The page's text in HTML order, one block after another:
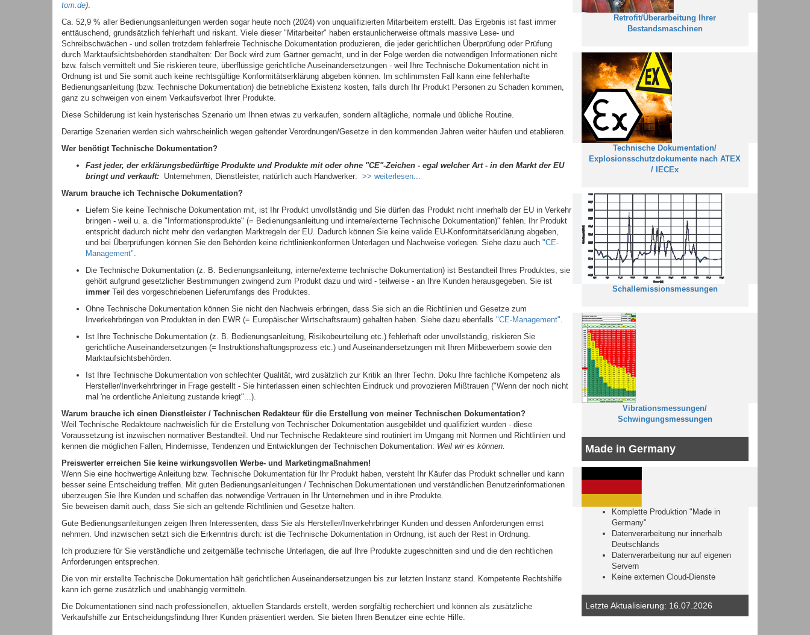
tom.de).
Ca. 52,9 % aller Bedienungsanleitungen werden sogar heute noch (2024) von unqualifizierten Mitarbeitern erstellt. Das Ergebnis ist fast immer
enttäuschend, grundsätzlich fehlerhaft und riskant. Viele dieser "Mitarbeiter" haben erstaunlicherweise oftmals massive Lese- und
Schreibschwächen - und sollen trotzdem fehlerfreie Technische Dokumentation produzieren, die jeder gerichtlichen Überprüfung oder Prüfung
durch Marktaufsichtsbehörden standhalten: Der Bock wird zum Gärtner gemacht, und in der Folge werden die notwendigen Informationen nicht
bzw. falsch vermittelt und Sie riskieren teure, überflüssige gerichtliche Auseinandersetzungen - weil Ihre Technische Dokumentation nicht in
Ordnung ist und Sie somit auch keine rechtsgültige Konformitätserklärung abgeben können. Im schlimmsten Fall kann eine fehlerhafte
Bedienungsanleitung (bzw. Technische Dokumentation) die betriebliche Existenz kosten, falls durch Ihr Produkt Personen zu Schaden kommen,
ganz zu schweigen von einem Verkaufsverbot Ihrer Produkte.
Diese Schilderung ist kein hysterisches Szenario um Ihnen etwas zu verkaufen, sondern alltägliche, normale und übliche Routine.
Derartige Szenarien werden sich wahrscheinlich wegen geltender Verordnungen/Gesetze in den kommenden Jahren weiter häufen und etablieren.
Wer benötigt Technische Dokumentation?
Fast jeder, der erklärungsbedürftige Produkte und Produkte mit oder ohne "CE"-Zeichen - egal welcher Art - in den Markt der EU
bringt und verkauft: Unternehmen, Dienstleister, natürlich auch Handwerker: >> weiterlesen...
Warum brauche ich Technische Dokumentation?
Liefern Sie keine Technische Dokumentation mit, ist Ihr Produkt unvollständig und Sie dürfen das Produkt nicht innerhalb der EU in Verkehr
bringen - weil u. a. die "Informationsprodukte" (= Bedienungsanleitung und interne/externe Technische Dokumentation)" fehlen. Ihr Produkt
entspricht dadurch nicht mehr den verlangten Marktregeln der EU. Dadurch können Sie keine valide EU-Konformitätserklärung abgeben,
und bei Überprüfungen können Sie den Behörden keine richtlinienkonformen Unterlagen und Nachweise vorlegen. Siehe dazu auch "CE-
Management".
Die Technische Dokumentation (z. B. Bedienungsanleitung, interne/externe technische Dokumentation) ist Bestandteil Ihres Produktes, sie
gehört aufgrund gesetzlicher Bestimmungen zwingend zum Produkt dazu und wird - teilweise - an Ihre Kunden herausgegeben. Sie ist
immer Teil des vorgeschriebenen Lieferumfangs des Produktes.
Ohne Technische Dokumentation können Sie nicht den Nachweis erbringen, dass Sie sich an die Richtlinien und Gesetze zum
Inverkehrbringen von Produkten in den EWR (= Europäischer Wirtschaftsraum) gehalten haben. Siehe dazu ebenfalls "CE-Management".
Ist Ihre Technische Dokumentation (z. B. Bedienungsanleitung, Risikobeurteilung etc.) fehlerhaft oder unvollständig, riskieren Sie
gerichtliche Auseinandersetzungen (= Instruktionshaftungsprozess etc.) und Auseinandersetzungen mit Ihren Mitbewerbern sowie den
Marktaufsichtsbehörden.
Ist Ihre Technische Dokumentation von schlechter Qualität, wird zusätzlich zur Kritik an Ihrer Techn. Doku Ihre fachliche Kompetenz als
Hersteller/Inverkehrbringer in Frage gestellt - Sie hinterlassen einen schlechten Eindruck und provozieren Mißtrauen ("Wenn der noch nicht
mal 'ne ordentliche Anleitung zustande kriegt"...).
Warum brauche ich einen Dienstleister / Technischen Redakteur für die Erstellung von meiner Technischen Dokumentation?
Weil Technische Redakteure nachweislich für die Erstellung von Technischer Dokumentation ausgebildet und qualifiziert wurden - diese
Voraussetzung ist inzwischen normativer Bestandteil. Und nur Technische Redakteure sind routiniert im Umgang mit Normen und Richtlinien und
kennen die möglichen Fallen, Hindernisse, Tendenzen und Entwicklungen der Technischen Dokumentation: Weil wir es können.
Preiswerter erreichen Sie keine wirkungsvollen Werbe- und Marketingmaßnahmen!
Wenn Sie eine hochwertige Anleitung bzw. Technische Dokumentation für Ihr Produkt haben, versteht Ihr Käufer das Produkt schneller und kann
besser seine Entscheidung treffen. Mit guten Bedienungsanleitungen / Technischen Dokumentationen und verständlichen Benutzerinformationen
überzeugen Sie Ihre Kunden und schaffen das notwendige Vertrauen in Ihr Unternehmen und in ihre Produkte.
Sie beweisen damit auch, dass Sie sich an geltende Richtlinien und Gesetze halten.
Gute Bedienungsanleitungen zeigen Ihren Interessenten, dass Sie als Hersteller/Inverkehrbringer Kunden und dessen Anforderungen ernst
nehmen. Und inzwischen setzt sich die Erkenntnis durch: ist die Technische Dokumentation in Ordnung, ist auch der Rest in Ordnung.
Ich produziere für Sie verständliche und zeitgemäße technische Unterlagen, die auf Ihre Produkte zugeschnitten sind und die den rechtlichen
Anforderungen entsprechen.
Die von mir erstellte Technische Dokumentation hält gerichtlichen Auseinandersetzungen bis zur letzten Instanz stand. Kompetente Rechtshilfe
kann ich gerne zusätzlich und unabhängig vermitteln.
Die Dokumentationen sind nach professionellen, aktuellen Standards erstellt, werden sorgfältig recherchiert und können als zusätzliche
Verkaufshilfe zur Entscheidungsfindung Ihrer Kunden präsentiert werden. Sie bieten Ihren Benutzer eine echte Hilfe.
Retrofit/Überarbeitung Ihrer
Bestandsmaschinen
Technische Dokumentation/
Explosionsschutzdokumente nach ATEX
/ IECEx
Schallemissionsmessungen
Vibrationsmessungen/
Schwingungsmessungen
Made in Germany
Komplette Produktion "Made in
Germany"
Datenverarbeitung nur innerhalb
Deutschlands
Datenverarbeitung nur auf eigenen
Servern
Keine externen Cloud-Dienste
Letzte Aktualisierung: 16.07.2026